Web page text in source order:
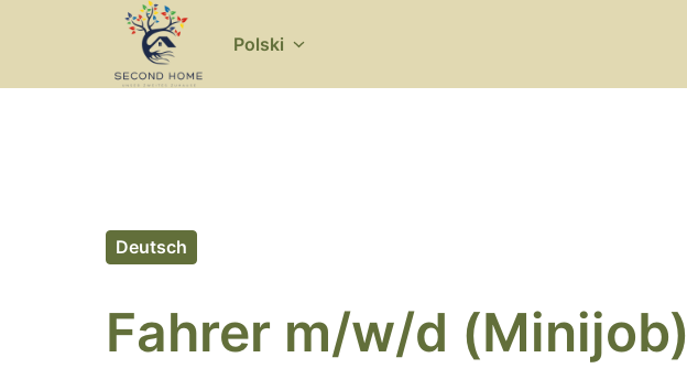
Strona główna
Polski
Deutsch
Fahrer m/w/d (Minijob)